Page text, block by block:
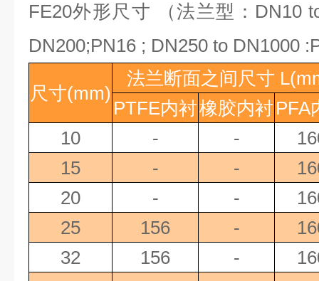
FE20外形尺寸 （法兰型： DN10
DN200;PN16 ; DN250 to DN1000
尺寸(mm)
法兰断面之间尺寸
PTFE内衬橡胶内衬PFA
10
- -
15
- -
20
- -
25
156 -
32
156 -